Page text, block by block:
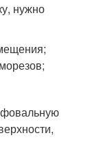
нужно